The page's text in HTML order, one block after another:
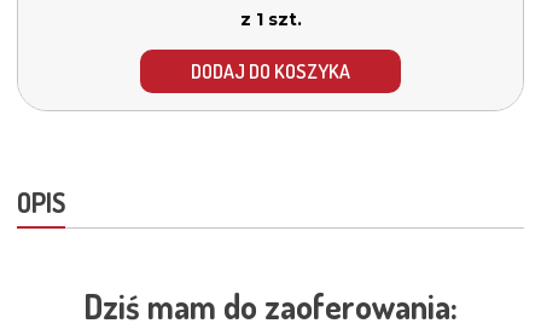
z 1 szt.
DODAJ DO KOSZYKA
OPIS
Dziś mam do zaoferowania: